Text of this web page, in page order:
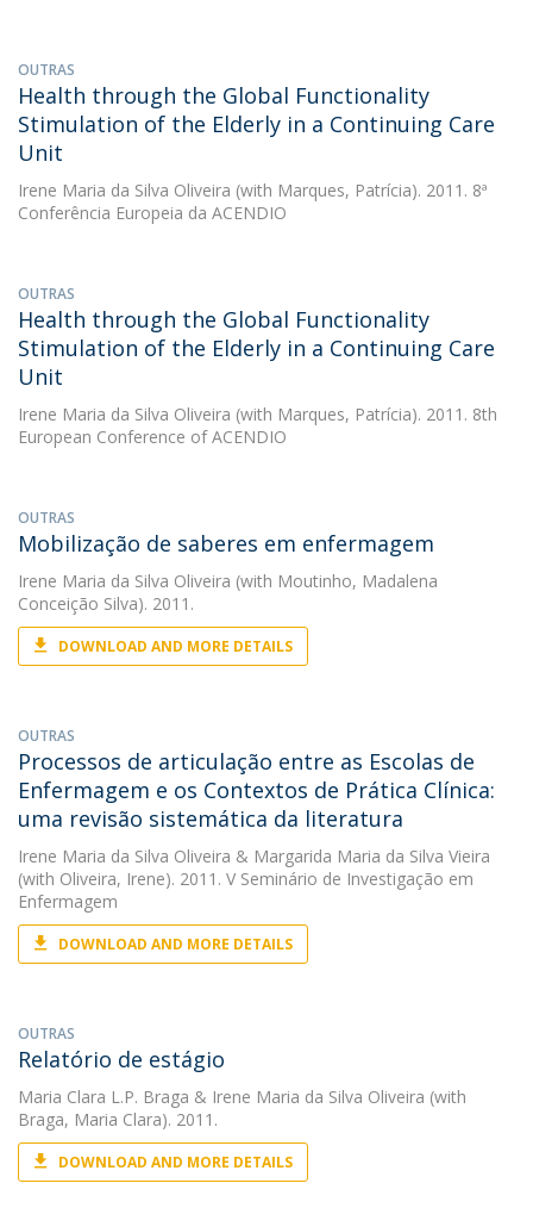
OUTRAS
Health through the Global Functionality
Stimulation of the Elderly in a Continuing Care
Unit
Irene Maria da Silva Oliveira (with Marques, Patrícia). 2011. 8ª
Conferência Europeia da ACENDIO
OUTRAS
Health through the Global Functionality
Stimulation of the Elderly in a Continuing Care
Unit
Irene Maria da Silva Oliveira (with Marques, Patrícia). 2011. 8th
European Conference of ACENDIO
OUTRAS
Mobilização de saberes em enfermagem
Irene Maria da Silva Oliveira (with Moutinho, Madalena
Conceição Silva). 2011.
DOWNLOAD AND MORE DETAILS
OUTRAS
Processos de articulação entre as Escolas de
Enfermagem e os Contextos de Prática Clínica:
uma revisão sistemática da literatura
Irene Maria da Silva Oliveira & Margarida Maria da Silva Vieira
(with Oliveira, Irene). 2011. V Seminário de Investigação em
Enfermagem
DOWNLOAD AND MORE DETAILS
OUTRAS
Relatório de estágio
Maria Clara L.P. Braga & Irene Maria da Silva Oliveira (with
Braga, Maria Clara). 2011.
DOWNLOAD AND MORE DETAILS